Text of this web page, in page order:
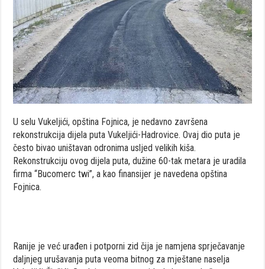
U selu Vukeljići, opština Fojnica, je nedavno završena
rekonstrukcija dijela puta Vukeljići-Hadrovice. Ovaj dio puta je
često bivao uništavan odronima usljed velikih kiša.
Rekonstrukciju ovog dijela puta, dužine 60-tak metara je uradila
firma “Bucomerc twi”, a kao finansijer je navedena opština
Fojnica.
Ranije je već urađen i potporni zid čija je namjena sprječavanje
daljnjeg urušavanja puta veoma bitnog za mještane naselja